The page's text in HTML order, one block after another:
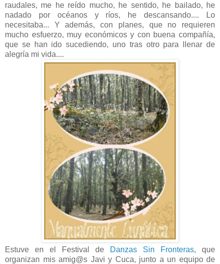
raudales, me he reído mucho, he sentido, he bailado, he
nadado por océanos y ríos, he descansando.... Lo
necesitaba... Y además, con planes, que no requieren
mucho esfuerzo, muy económicos y con buena compañía,
que se han ido sucediendo, uno tras otro para llenar de
alegría mi vida....
Estuve en el Festival de Danzas Sin Fronteras, que
organizan mis amig@s Javi y Cuca, junto a un equipo de